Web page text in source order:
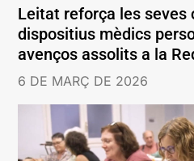
Leitat reforça les seves
dispositius mèdics
avenços assolits a la
6 DE MARÇ DE 2026